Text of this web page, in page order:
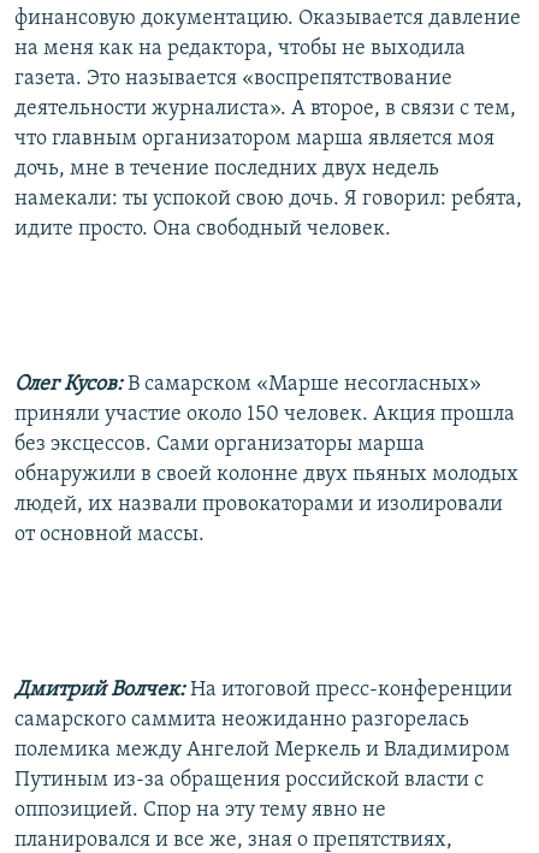
финансовую документацию. Оказывается давление
на меня как на редактора, чтобы не выходила
газета. Это называется «воспрепятствование
деятельности журналиста». А второе, в связи с тем,
что главным организатором марша является моя
дочь, мне в течение последних двух недель
намекали: ты успокой свою дочь. Я говорил: ребята,
идите просто. Она свободный человек.
Олег Кусов:В самарском «Марше несогласных»
приняли участие около 150 человек. Акция прошла
без эксцессов. Сами организаторы марша
обнаружили в своей колонне двух пьяных молодых
людей, их назвали провокаторами и изолировали
от основной массы.
Дмитрий Волчек:На итоговой пресс-конференции
самарского саммита неожиданно разгорелась
полемика между Ангелой Меркель и Владимиром
Путиным из-за обращения российской власти с
оппозицией. Спор на эту тему явно не
планировался и все же, зная о препятствиях,